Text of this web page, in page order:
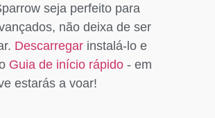
seja perfeito para
não deixa de ser
Descarregar instalá-lo e
Guia de início rápido - em
estarás a voar!